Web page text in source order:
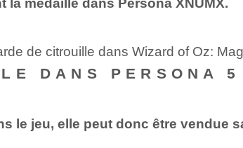
médaille dans Persona XNUMX.
de citrouille dans Wizard of Oz:
DANS PERSONA 5
le jeu, elle peut donc être vendue